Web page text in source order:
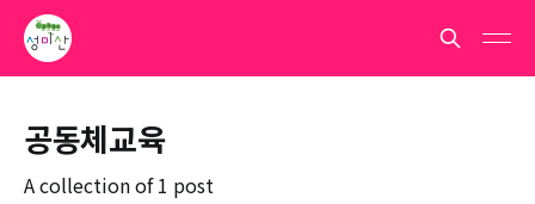
공동체교육
A collection of 1 post